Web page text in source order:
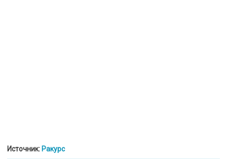
Источник: Ракурс